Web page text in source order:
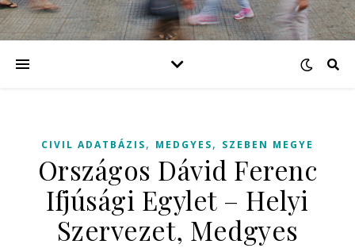
CIVIL ADATBÁZIS, MEDGYES, SZEBEN MEGYE
Országos Dávid Ferenc
Ifjúsági Egylet – Helyi
Szervezet, Medgyes